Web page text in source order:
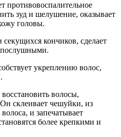
противовоспалительное
зуд и шелушение, оказывает
головы.
секущихся кончиков, сделает
укреплению волос,
волосы,
склеивает чешуйки, из
и запечатывает
более крепкими и